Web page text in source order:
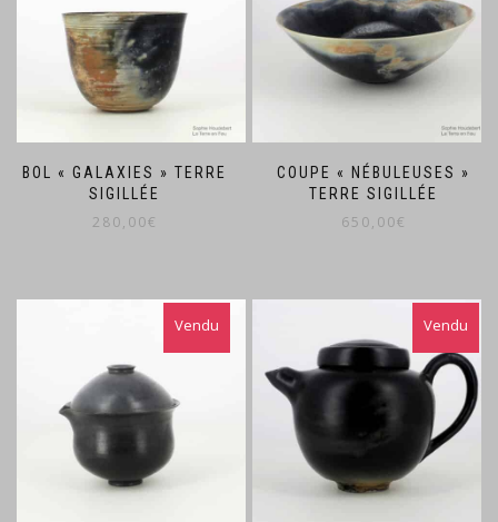
BOL « GALAXIES » TERRE
SIGILLÉE
280,00€
COUPE « NÉBULEUSES »
TERRE SIGILLÉE
650,00€